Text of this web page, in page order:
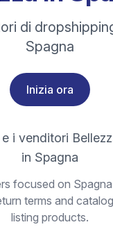
di
Spagna
Inizia ora
i venditori
in Spagna
focused on
terms and
listing products.